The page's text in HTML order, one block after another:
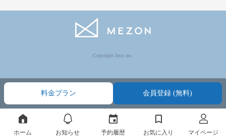
料金プラン 会員登録 (無料)
Copyright Jocy inc.
ホーム お知らせ 予約履歴 お気に入り マイページ